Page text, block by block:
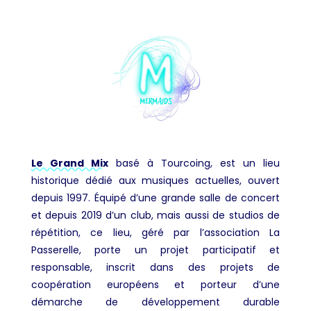
Le Grand Mixbasé à Tourcoing, est un lieu
historique dédié aux musiques actuelles, ouvert
depuis 1997. Équipé d’une grande salle de concert
et depuis 2019 d’un club, mais aussi de studios de
répétition, ce lieu, géré par l’association La
Passerelle, porte un projet participatif et
responsable, inscrit dans des projets de
coopération européens et porteur d’une
démarche de développement durable